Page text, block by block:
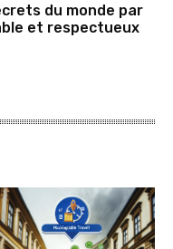
du monde par
et respectueux